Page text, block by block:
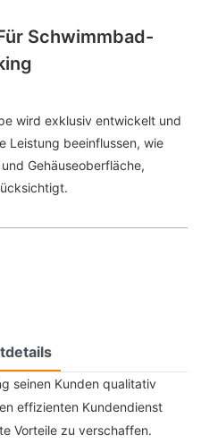
Schwimmbad-
wird exklusiv entwickelt und
Leistung beeinflussen, wie
Gehäuseoberfläche,
seinen Kunden qualitativ
effizienten Kundendienst
Vorteile zu verschaffen.